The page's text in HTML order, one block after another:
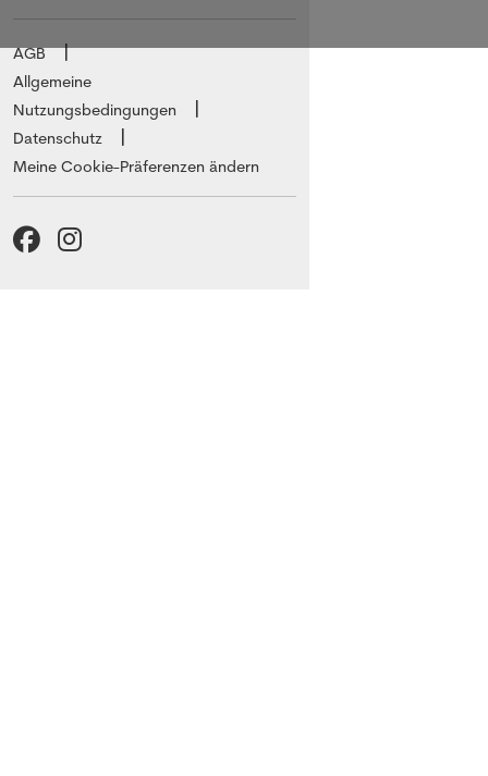
AGB
Allgemeine
Nutzungsbedingungen
Datenschutz
Meine Cookie-Präferenzen ändern